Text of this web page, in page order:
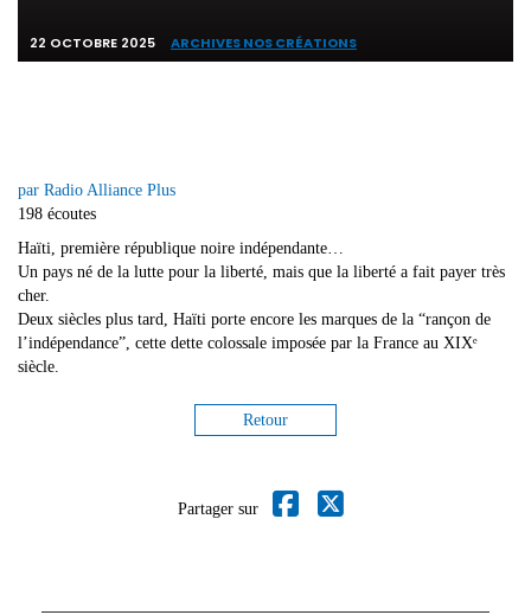
22 OCTOBRE 2025 ARCHIVES NOS CRÉATIONS
par Radio Alliance Plus
198 écoutes
Haïti, première république noire indépendante…
Un pays né de la lutte pour la liberté, mais que la liberté a fait payer très
cher.
Deux siècles plus tard, Haïti porte encore les marques de la “rançon de
l’indépendance”, cette dette colossale imposée par la France au XIXᵉ
siècle.
Retour
Partager sur